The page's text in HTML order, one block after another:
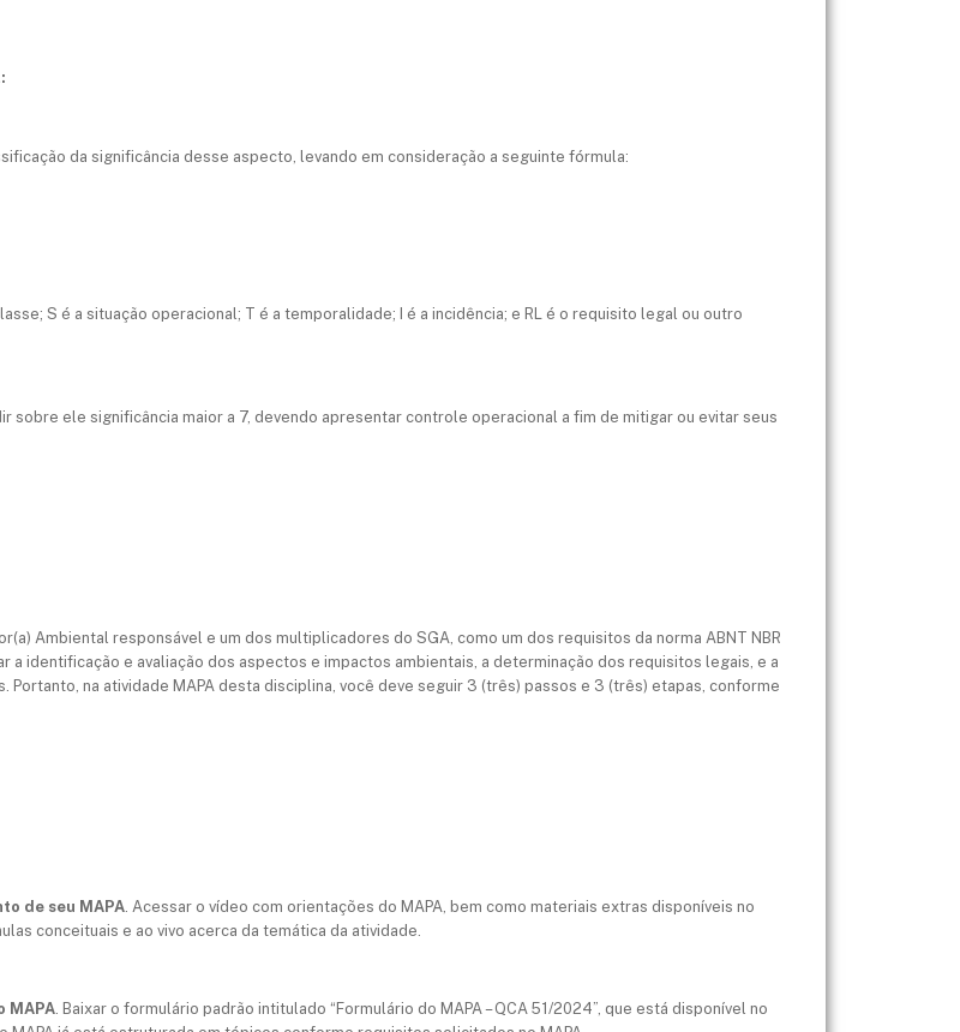
da significância desse aspecto, levando em consideração a seguinte fórmula:
S é a situação operacional; T é a temporalidade; I é a incidência; e RL é o requisito legal ou outro
sobre ele significância maior a 7, devendo apresentar controle operacional a fim de mitigar ou evitar seus
Ambiental responsável e um dos multiplicadores do SGA, como um dos requisitos da norma ABNT NBR
a identificação e avaliação dos aspectos e impactos ambientais, a determinação dos requisitos legais, e a
na atividade MAPA desta disciplina, você deve seguir 3 (três) passos e 3 (três) etapas, conforme
de seu MAPA . Acessar o vídeo com orientações do MAPA, bem como materiais extras disponíveis no
conceituais e ao vivo acerca da temática da atividade.
MAPA. Baixar o formulário padrão intitulado “Formulário do MAPA – QCA 51/2024”, que está disponível no